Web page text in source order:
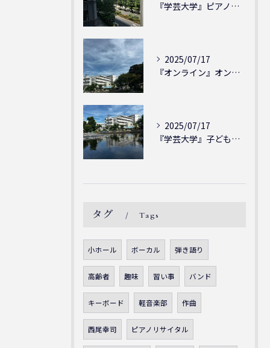
『学芸大学』ピアノを弾ける喜び - シェリー・アーツ音楽教室...
2025/07/17
『オンライン』オンラインの会員様大募集中！シェリー・アーツ音...
2025/07/17
『学芸大学』子どもには子どもの表現が大切！シェリー・アーツ音...
タグ Tags
小ホール ボーカル 弾き語り
高齢者 趣味 習い事 バンド
キーボード 軽音楽部 作曲
西尾幸司 ピアノリサイタル